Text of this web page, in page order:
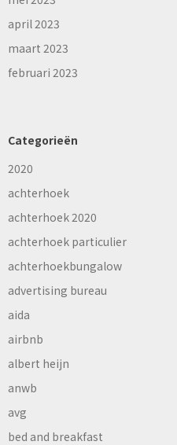
april 2023
maart 2023
februari 2023
Categorieën
2020
achterhoek
achterhoek 2020
achterhoek particulier
achterhoekbungalow
advertising bureau
aida
airbnb
albert heijn
anwb
avg
bed and breakfast